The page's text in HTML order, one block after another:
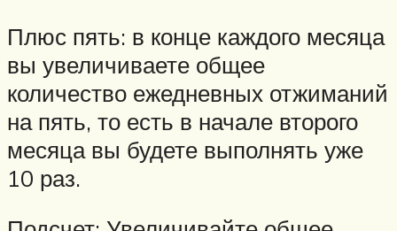
Плюс пять: в конце каждого месяца
вы увеличиваете общее
количество ежедневных отжиманий
на пять, то есть в начале второго
месяца вы будете выполнять уже
10 раз.